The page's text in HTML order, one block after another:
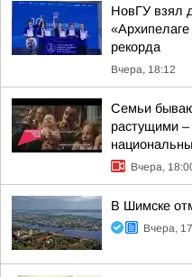
НовГУ взял
рекорда
Вчера, 18:12
Семьи
растущими –
Вчера,
В Шимске
Вчера,